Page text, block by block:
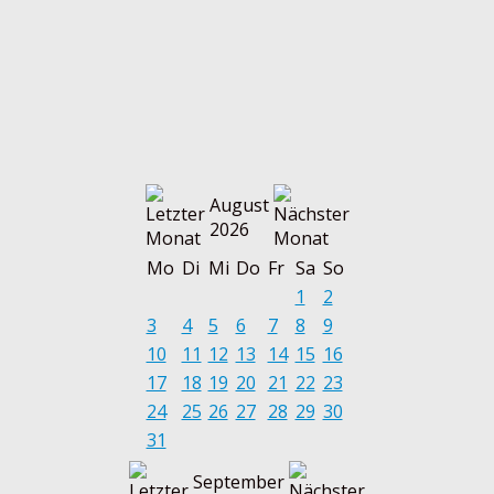
August
2026
Mo Di Mi Do Fr Sa So
1
2
3
4 5 6 7 8
9
10
11 12 13 14 15 16
17
18 19 20 21 22 23
24
25 26 27 28 29 30
31
September